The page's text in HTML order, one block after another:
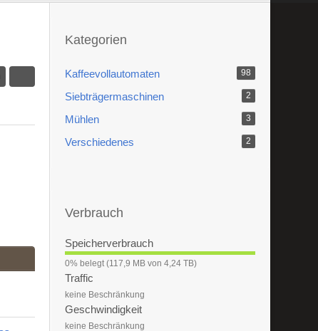
Kategorien
Kaffeevollautomaten 98
Siebträgermaschinen 2
Mühlen 3
Verschiedenes 2
Verbrauch
Speicherverbrauch
0
%
0% belegt (117,9 MB von 4,24 TB)
Traffic
keine Beschränkung
Geschwindigkeit
keine Beschränkung